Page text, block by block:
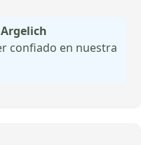
confiado en nuestra